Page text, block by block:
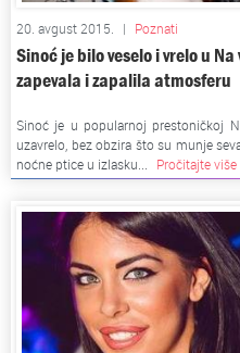
20. avgust 2015. | Poznati
Sinoć je bilo veselo i vrelo u
zapevala i zapalila atmosferu
Sinoć je u popularnoj prestoničkoj
uzavrelo, bez obzira što su munje
noćne ptice u izlasku...
Pročitajte više